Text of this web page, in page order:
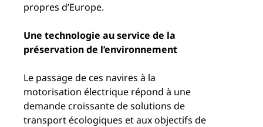
propres d’Europe.
Une technologie au service de la
préservation de l’environnement
Le passage de ces navires à la
motorisation électrique répond à une
demande croissante de solutions de
transport écologiques et aux objectifs de